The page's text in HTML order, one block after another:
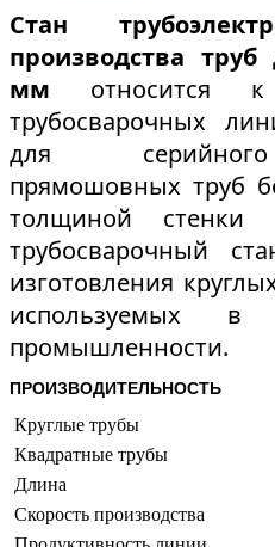
Стан
производства труб
мм относится к
трубосварочных
для
прямошовных труб
толщиной
трубосварочный
изготовления
используемых в
промышленности.
ПРОИЗВОДИТЕЛЬНОСТЬ
Круглые трубы
Квадратные трубы
Длина
Скорость производства